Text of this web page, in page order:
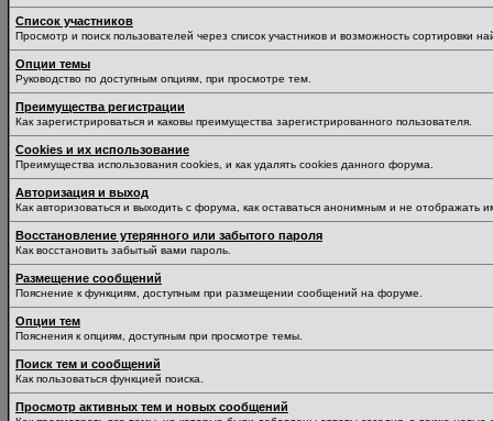
Список участников
Просмотр и поиск пользователей через список участников и возможность сортировки
Опции темы
Руководство по доступным опциям, при просмотре тем.
Преимущества регистрации
Как зарегистрироваться и каковы преимущества зарегистрированного пользователя.
Cookies и их использование
Преимущества использования cookies, и как удалять cookies данного форума.
Авторизация и выход
Как авторизоваться и выходить с форума, как оставаться анонимным и не отображать
Восстановление утерянного или забытого пароля
Как восстановить забытый вами пароль.
Размещение сообщений
Пояснение к функциям, доступным при размещении сообщений на форуме.
Опции тем
Пояснения к опциям, доступным при просмотре темы.
Поиск тем и сообщений
Как пользоваться функцией поиска.
Просмотр активных тем и новых сообщений